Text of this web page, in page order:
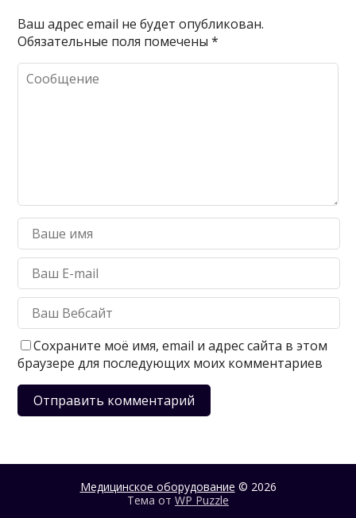
Ваш адрес email не будет опубликован.
Обязательные поля помечены*
Сохраните моё имя, email и адрес сайта в этом
браузере для последующих моих комментариев
Медицинское оборудование © 2026
Тема от WP Puzzle